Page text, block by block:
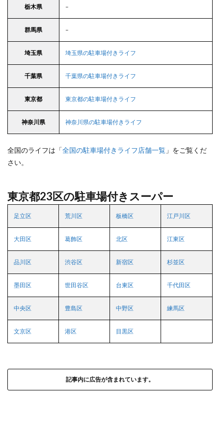
栃木県 –
群馬県 –
埼玉県 埼玉県の駐車場付きライフ
千葉県 千葉県の駐車場付きライフ
東京都 東京都の駐車場付きライフ
神奈川県 神奈川県の駐車場付きライフ
全国のライフは「全国の駐車場付きライフ店舗一覧 」をご覧くだ
さい。
東京都23区の駐車場付きスーパー
足立区 荒川区 板橋区 江戸川区
大田区 葛飾区 北区 江東区
品川区 渋谷区 新宿区 杉並区
墨田区 世田谷区 台東区 千代田区
中央区 豊島区 中野区 練馬区
文京区 港区 目黒区
記事内に広告が含まれています。